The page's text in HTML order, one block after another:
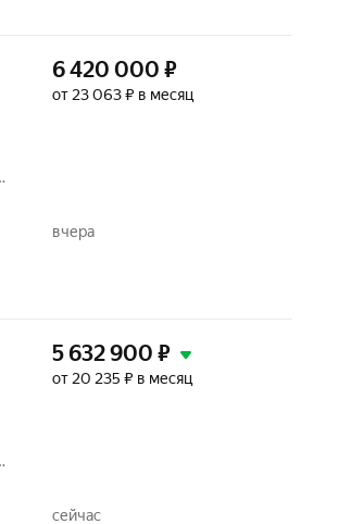
6 420 000 ₽
от 23 063 ₽ в месяц
вчера
5 632 900 ₽
от 20 235 ₽ в месяц
сейчас